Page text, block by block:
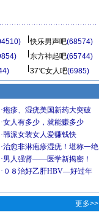
快乐男声吧(68574)
东方神起吧(65744)
37℃女人吧(6985)
更多>>